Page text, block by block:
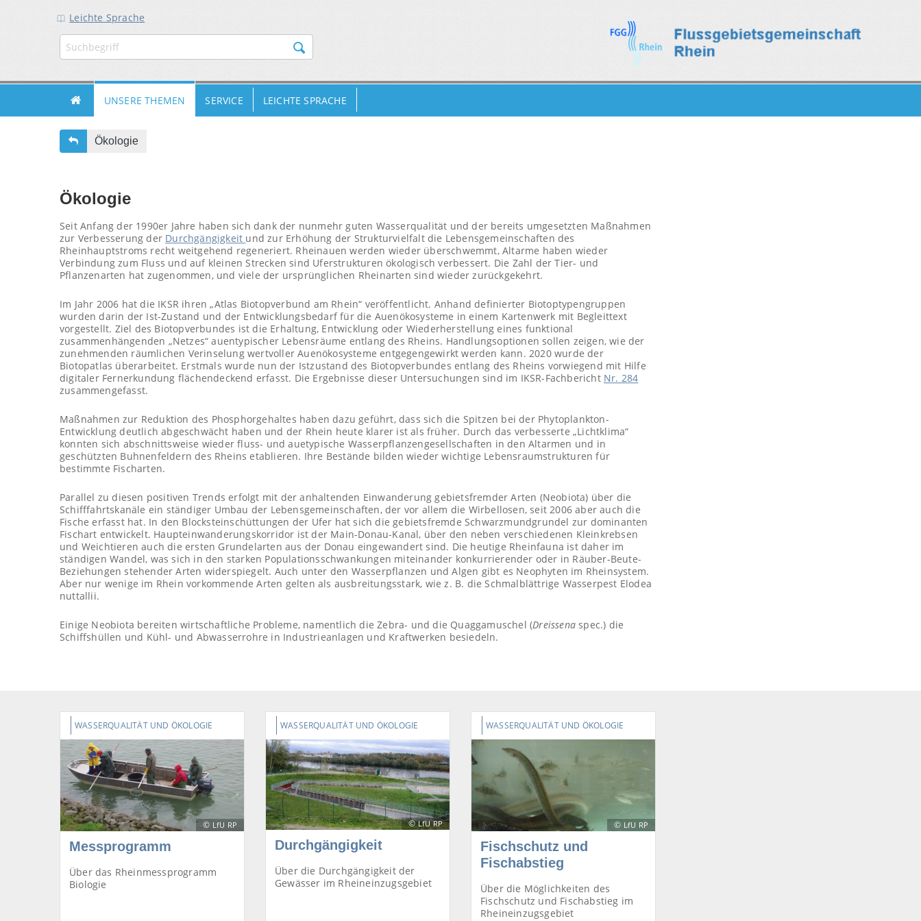
Leichte Sprache
HAUPTNAVIGATION
INHALT
FUSSBEREICH
UNSERE THEMEN
SERVICE LEICHTE SPRACHE
Ökologie
Ökologie
Seit Anfang der 1990er Jahre haben sich dank der nunmehr guten Wasserqualität und der bereits umgesetzten Maßnahmen
zur Verbesserung der Durchgängigkeit und zur Erhöhung der Strukturvielfalt die Lebensgemeinschaften des
Rheinhauptstroms recht weitgehend regeneriert. Rheinauen werden wieder überschwemmt, Altarme haben wieder
Verbindung zum Fluss und auf kleinen Strecken sind Uferstrukturen ökologisch verbessert. Die Zahl der Tier- und
Pflanzenarten hat zugenommen, und viele der ursprünglichen Rheinarten sind wieder zurückgekehrt.
Im Jahr 2006 hat die IKSR ihren „Atlas Biotopverbund am Rhein“ veröffentlicht. Anhand definierter Biotoptypengruppen
wurden darin der Ist-Zustand und der Entwicklungsbedarf für die Auenökosysteme in einem Kartenwerk mit Begleittext
vorgestellt. Ziel des Biotopverbundes ist die Erhaltung, Entwicklung oder Wiederherstellung eines funktional
zusammenhängenden „Netzes“ auentypischer Lebensräume entlang des Rheins. Handlungsoptionen sollen zeigen, wie der
zunehmenden räumlichen Verinselung wertvoller Auenökosysteme entgegengewirkt werden kann. 2020 wurde der
Biotopatlas überarbeitet. Erstmals wurde nun der Istzustand des Biotopverbundes entlang des Rheins vorwiegend mit Hilfe
digitaler Fernerkundung flächendeckend erfasst. Die Ergebnisse dieser Untersuchungen sind im IKSR-Fachbericht Nr. 284
zusammengefasst.
Maßnahmen zur Reduktion des Phosphorgehaltes haben dazu geführt, dass sich die Spitzen bei der Phytoplankton-
Entwicklung deutlich abgeschwächt haben und der Rhein heute klarer ist als früher. Durch das verbesserte „Lichtklima“
konnten sich abschnittsweise wieder fluss- und auetypische Wasserpflanzengesellschaften in den Altarmen und in
geschützten Buhnenfeldern des Rheins etablieren. Ihre Bestände bilden wieder wichtige Lebensraumstrukturen für
bestimmte Fischarten.
Parallel zu diesen positiven Trends erfolgt mit der anhaltenden Einwanderung gebietsfremder Arten (Neobiota) über die
Schifffahrtskanäle ein ständiger Umbau der Lebensgemeinschaften, der vor allem die Wirbellosen, seit 2006 aber auch die
Fische erfasst hat. In den Blocksteinschüttungen der Ufer hat sich die gebietsfremde Schwarzmundgrundel zur dominanten
Fischart entwickelt. Haupteinwanderungskorridor ist der Main-Donau-Kanal, über den neben verschiedenen Kleinkrebsen
und Weichtieren auch die ersten Grundelarten aus der Donau eingewandert sind. Die heutige Rheinfauna ist daher im
ständigen Wandel, was sich in den starken Populationsschwankungen miteinander konkurrierender oder in Räuber-Beute-
Beziehungen stehender Arten widerspiegelt. Auch unter den Wasserpflanzen und Algen gibt es Neophyten im Rheinsystem.
Aber nur wenige im Rhein vorkommende Arten gelten als ausbreitungsstark, wie z. B. die Schmalblättrige Wasserpest Elodea
nuttallii.
Einige Neobiota bereiten wirtschaftliche Probleme, namentlich die Zebra- und die Quaggamuschel (Dreissena spec.) die
Schiffshüllen und Kühl- und Abwasserrohre in Industrieanlagen und Kraftwerken besiedeln.
WASSERQUALITÄT UND ÖKOLOGIE
© LfU RP
Messprogramm
Über das Rheinmessprogramm
Biologie
WASSERQUALITÄT UND ÖKOLOGIE
©LfU RP
Durchgängigkeit
Über die Durchgängigkeit der
Gewässer im Rheineinzugsgebiet
WASSERQUALITÄT UND ÖKOLOGIE
© LfU RP
Fischschutz und
Fischabstieg
Über die Möglichkeiten des
Fischschutz und Fischabstieg im
Rheineinzugsgebiet